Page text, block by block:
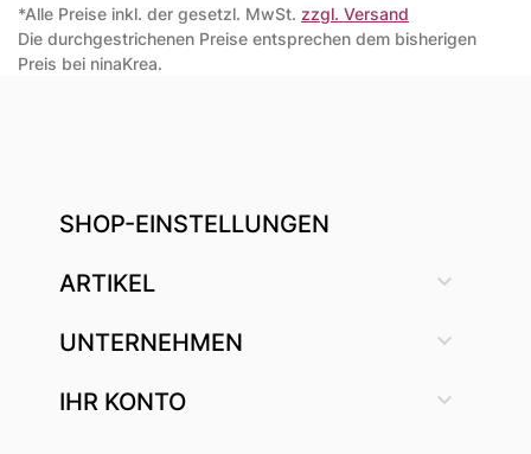
*Alle Preise inkl. der gesetzl. MwSt. zzgl. Versand
Die durchgestrichenen Preise entsprechen dem bisherigen
Preis bei ninaKrea.
SHOP-EINSTELLUNGEN
ARTIKEL 
UNTERNEHMEN 
IHR KONTO 